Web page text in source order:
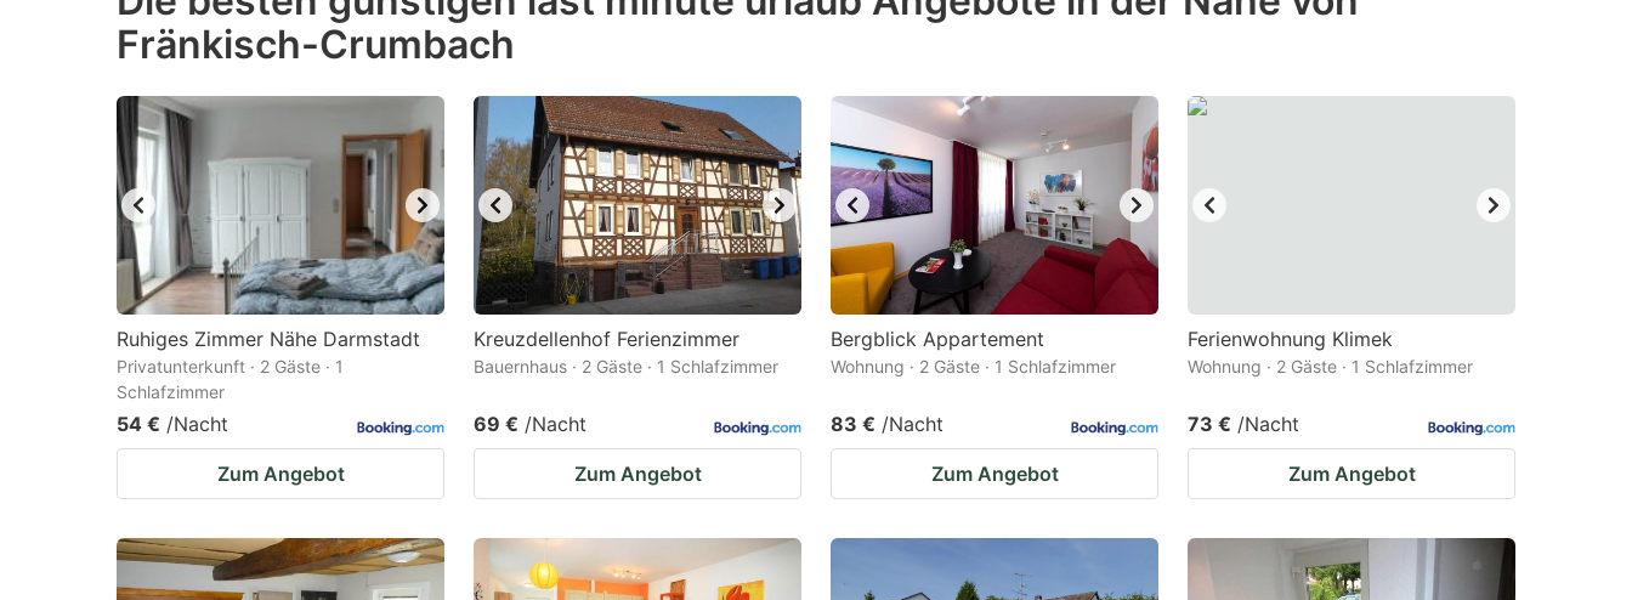
question
key
to
get
the
keyboard
shortcuts
for
changing
dates.
key
to
get
the
keyboard
shortcuts
for
changing
Fränkisch-Crumbach
Ruhiges Zimmer Nähe Darmstadt
Privatunterkunft · 2 Gäste · 1
Schlafzimmer
54 € /Nacht
Zum Angebot
Kreuzdellenhof Ferienzimmer
Bauernhaus · 2 Gäste · 1 Schlafzimmer
69 € /Nacht
Zum Angebot
Bergblick Appartement
Wohnung · 2 Gäste · 1 Schlafzimmer
83 € /Nacht
Zum Angebot
Ferienwohnung Klimek
Wohnung · 2 Gäste · 1 Schlafzimmer
73 € /Nacht
Zum Angebot